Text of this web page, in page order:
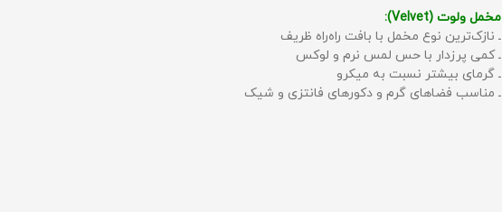
مخمل ولوت (Velvet):
ـ نازک‌ترین نوع مخمل با بافت راه‌راه ظریف
ـ کمی پرزدار با حس لمس نرم و لوکس
ـ گرمای بیشتر نسبت به میکرو
ـ مناسب فضاهای گرم و دکورهای فانتزی و شیک